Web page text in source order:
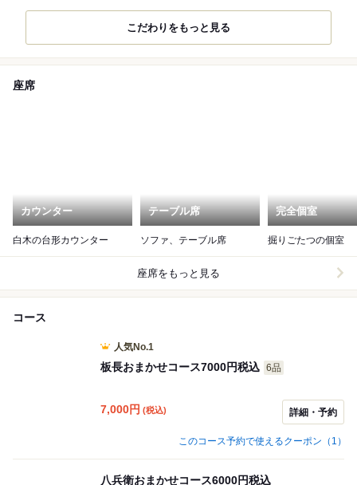
こだわりをもっと見る
座席
カウンター
白木の台形カウンター
テーブル席
ソファ、テーブル席
完全個室
掘りごたつの個室
座席をもっと見る
コース
人気No.1
板長おまかせコース7000円税込 6品
7,000円 (税込) 詳細・予約
このコース予約で使えるクーポン（1）
八兵衛おまかせコース6000円税込